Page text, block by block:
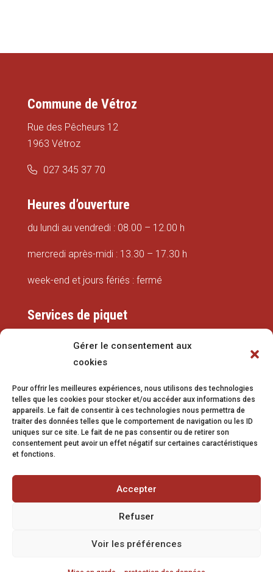
Gérer le consentement aux
cookies
Pour offrir les meilleures expériences, nous utilisons des technologies
telles que les cookies pour stocker et/ou accéder aux informations des
appareils. Le fait de consentir à ces technologies nous permettra de
traiter des données telles que le comportement de navigation ou les ID
uniques sur ce site. Le fait de ne pas consentir ou de retirer son
consentement peut avoir un effet négatif sur certaines caractéristiques
et fonctions.
Accepter
Refuser
Voir les préférences
Commune de Vétroz
Rue des Pêcheurs 12
1963 Vétroz
027 345 37 70
Heures d’ouverture
du lundi au vendredi : 08.00 – 12.00 h
mercredi après-midi : 13.30 – 17.30 h
week-end et jours fériés : fermé
Services de piquet
079 337 66 42
eaux@vetroz.ch
Travaux publics
079 213 92 08